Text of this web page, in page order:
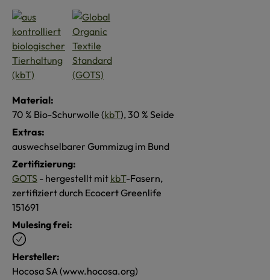
Material:
70 % Bio-Schurwolle (kbT), 30 % Seide
Extras:
auswechselbarer Gummizug im Bund
Zertifizierung:
GOTS - hergestellt mit kbT-Fasern,
zertifiziert durch Ecocert Greenlife
151691
Mulesing frei:
Hersteller:
Hocosa SA (www.hocosa.org)